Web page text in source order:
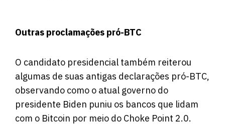
Outras proclamações pró-BTC
O candidato presidencial também reiterou
algumas de suas antigas declarações pró-BTC,
observando como o atual governo do
presidente Biden puniu os bancos que lidam
com o Bitcoin por meio do Choke Point 2.0.